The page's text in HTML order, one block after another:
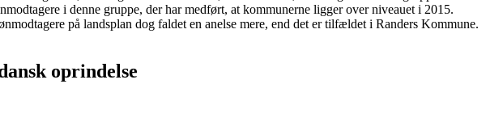
i denne gruppe, der har medført, at kommunerne ligger over niveauet i 2015.
på landsplan dog faldet en anelse mere, end det er tilfældet i Randers Kommune.
oprindelse